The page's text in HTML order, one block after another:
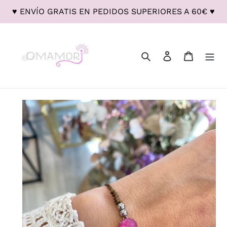
directamente
♥ ENVÍO GRATIS EN PEDIDOS SUPERIORES A 60€ ♥
Buscar IngresarCarrito